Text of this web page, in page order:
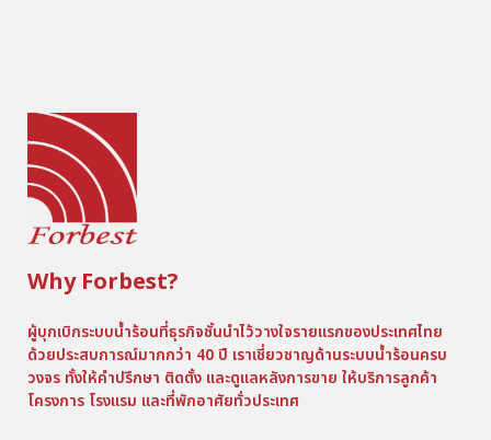
Why Forbest?
ผู้บุกเบิกระบบน้ำร้อนที่ธุรกิจชั้นนำไว้วางใจรายแรกของประเทศไทย
ด้วยประสบการณ์มากกว่า 40 ปี เราเชี่ยวชาญด้านระบบน้ำร้อนครบ
วงจร ทั้งให้คำปรึกษา ติดตั้ง และดูแลหลังการขาย ให้บริการลูกค้า
โครงการ โรงแรม และที่พักอาศัยทั่วประเทศ